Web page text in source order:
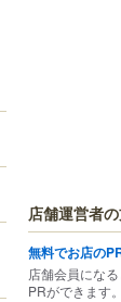
店舗運営者
無料でお店の
店舗会員にな
PRができます。